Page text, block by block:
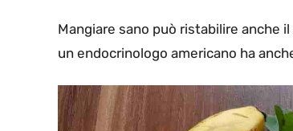
Mangiare sano può ristabilire anche
un endocrinologo americano ha